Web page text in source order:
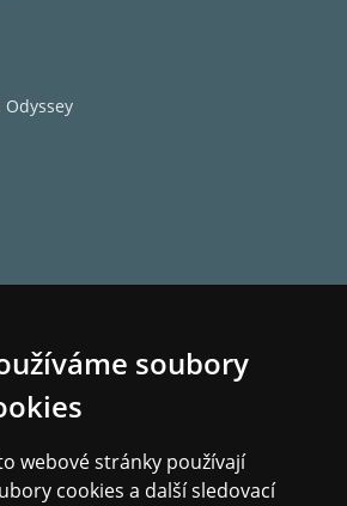
soubory
webové stránky používají
cookies a další sledovací